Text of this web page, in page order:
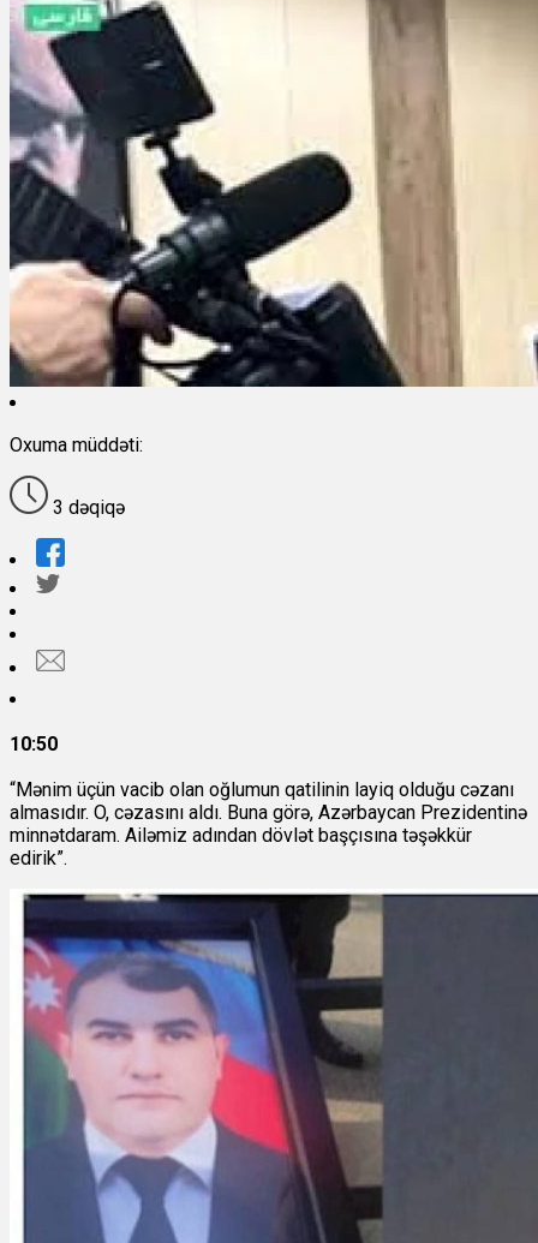
Oxuma müddəti:
3 dəqiqə
10:50
“Mənim üçün vacib olan oğlumun qatilinin layiq olduğu cəzanı
almasıdır. O, cəzasını aldı. Buna görə, Azərbaycan Prezidentinə
minnətdaram. Ailəmiz adından dövlət başçısına təşəkkür
edirik”.